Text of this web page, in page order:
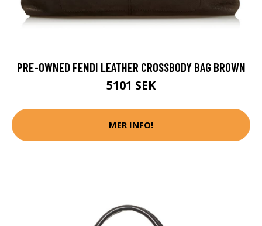
PRE-OWNED FENDI LEATHER CROSSBODY BAG BROWN
5101 SEK
MER INFO!